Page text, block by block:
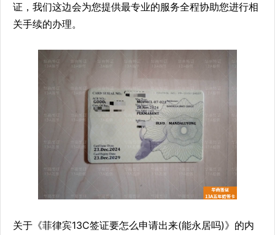
证，我们这边会为您提供最专业的服务全程协助您进行相
关手续的办理。
关于《菲律宾13C签证要怎么申请出来(能永居吗)》的内